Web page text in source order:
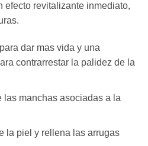
efecto revitalizante inmediato,
dar mas vida y una
contrarrestar la palidez de la
las manchas asociadas a la
la piel y rellena las arrugas